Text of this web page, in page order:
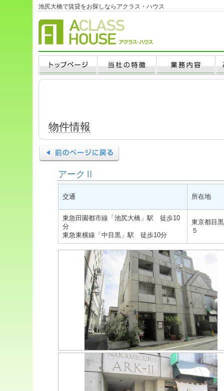
池尻大橋で賃貸をお探しならアクラス・ハウス
物件情報
アークⅡ
交通 所在地
東急田園都市線「池尻大橋」駅 徒歩10
分
東急東横線「中目黒」駅 徒歩10分
東京都目
５